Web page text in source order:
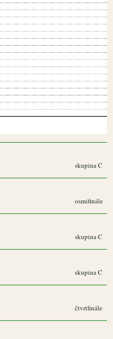
skupina C
osmifinále
skupina C
skupina C
čtvrtfinále